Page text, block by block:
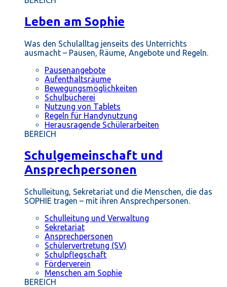
Leben am Sophie
Was den Schulalltag jenseits des Unterrichts
ausmacht – Pausen, Räume, Angebote und Regeln.
Pausenangebote
Aufenthaltsräume
Bewegungsmöglichkeiten
Schulbücherei
Nutzung von Tablets
Regeln für Handynutzung
Herausragende Schülerarbeiten
BEREICH
Schulgemeinschaft und
Ansprechpersonen
Schulleitung, Sekretariat und die Menschen, die das
SOPHIE tragen – mit ihren Ansprechpersonen.
Schulleitung und Verwaltung
Sekretariat
Ansprechpersonen
Schülervertretung (SV)
Schulpflegschaft
Förderverein
Menschen am Sophie
BEREICH